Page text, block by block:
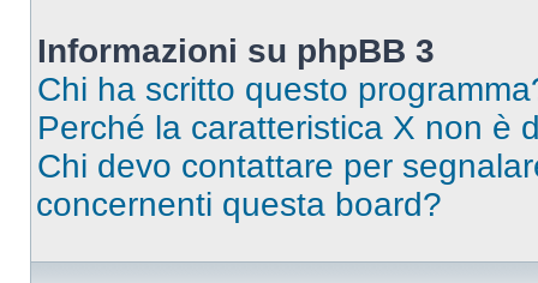
Informazioni su phpBB 3
Chi ha scritto questo
Perché la caratteristica X non è
Chi devo contattare per
concernenti questa board?